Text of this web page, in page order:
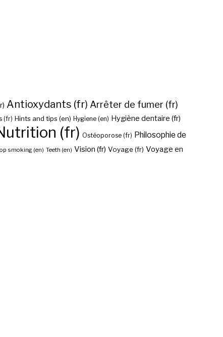
Antioxydants (fr) Arrêter de fumer (fr)
(fr) Hints and tips (en) Hygiene (en) Hygiène dentaire (fr)
(fr) Ostéoporose (fr) Philosophie de
smoking (en) Teeth (en) Vision (fr) Voyage (fr) Voyage en